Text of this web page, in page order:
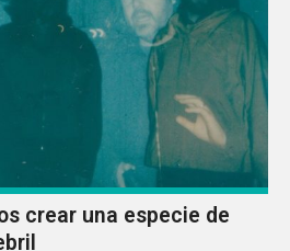
crear una especie de